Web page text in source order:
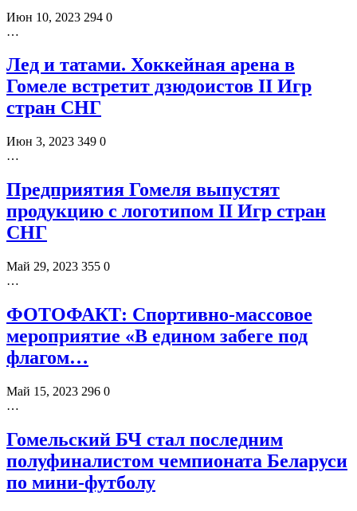
Июн 10, 2023 294 0
…
Лед и татами. Хоккейная арена в
Гомеле встретит дзюдоистов II Игр
стран СНГ
Июн 3, 2023 349 0
…
Предприятия Гомеля выпустят
продукцию с логотипом II Игр стран
СНГ
Май 29, 2023 355 0
…
ФОТОФАКТ: Спортивно-массовое
мероприятие «В едином забеге под
флагом…
Май 15, 2023 296 0
…
Гомельский БЧ стал последним
полуфиналистом чемпионата Беларуси
по мини-футболу